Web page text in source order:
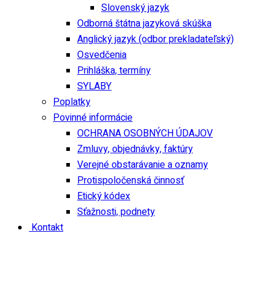
Slovenský jazyk
Odborná štátna jazyková skúška
Anglický jazyk (odbor prekladateľský)
Osvedčenia
Prihláška, termíny
SYLABY
Poplatky
Povinné informácie
OCHRANA OSOBNÝCH ÚDAJOV
Zmluvy, objednávky, faktúry
Verejné obstarávanie a oznamy
Protispoločenská činnosť
Etický kódex
Sťažnosti, podnety
Kontakt